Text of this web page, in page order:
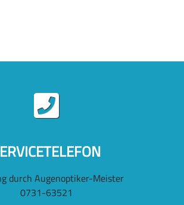
durch Augenoptiker-Meister
0731-63521